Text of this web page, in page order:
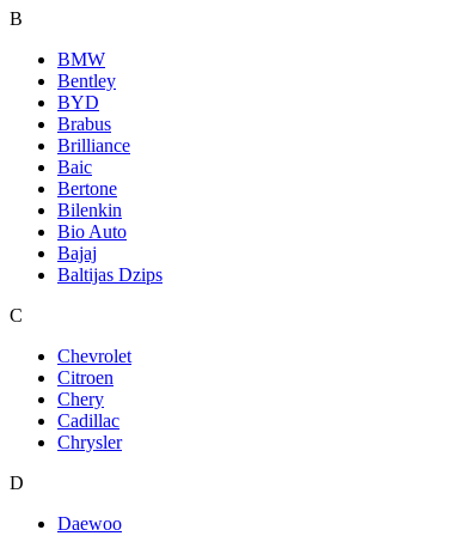
B
BMW
Bentley
BYD
Brabus
Brilliance
Baic
Bertone
Bilenkin
Bio Auto
Bajaj
Baltijas Dzips
C
Chevrolet
Citroen
Chery
Cadillac
Chrysler
D
Daewoo